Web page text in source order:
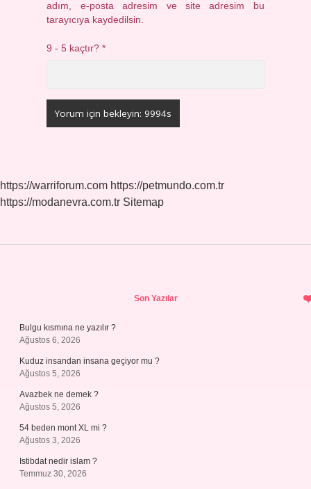
adım, e-posta adresim ve site adresim bu
tarayıcıya kaydedilsin.
9 - 5 kaçtır?*
https://warriforum.com https://petmundo.com.tr
https://modanevra.com.tr Sitemap
Son Yazılar
Bulgu kısmına ne yazılır ?
Ağustos 6, 2026
Kuduz insandan insana geçiyor mu ?
Ağustos 5, 2026
Avazbek ne demek ?
Ağustos 5, 2026
54 beden mont XL mi ?
Ağustos 3, 2026
Istibdat nedir islam ?
Temmuz 30, 2026